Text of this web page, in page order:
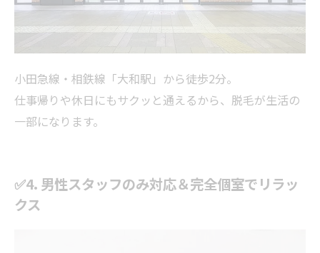
小田急線・相鉄線「大和駅」から徒歩2分。
仕事帰りや休日にもサクッと通えるから、脱毛が生活の
一部になります。
✅4. 男性スタッフのみ対応＆完全個室でリラッ
クス